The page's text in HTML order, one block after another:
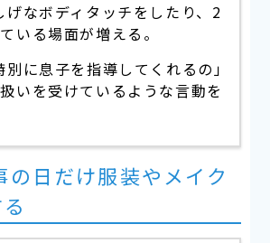
げなボディタッチをしたり、2
いる場面が増える。
別に息子を指導してくれるの」
いを受けているような言動を
日だけ服装やメイク